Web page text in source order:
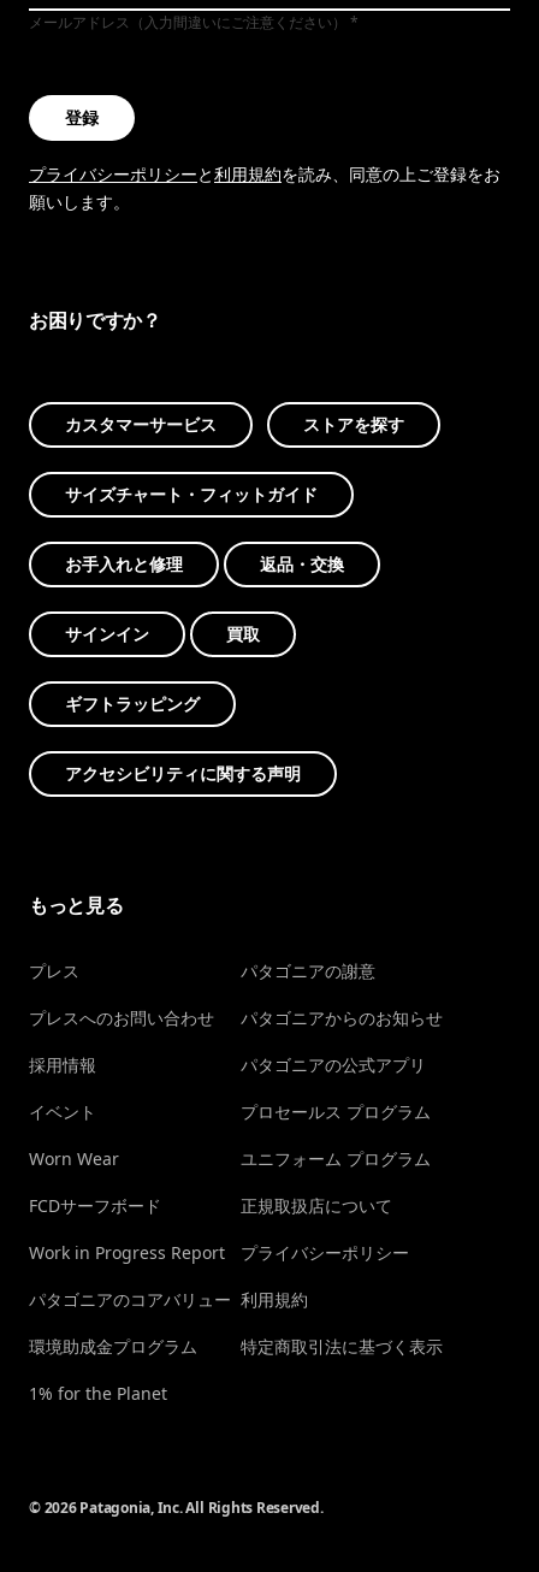
メールアドレス（入力間違いにご注意ください）
登録
プライバシーポリシーと利用規約を読み、同意の上ご登録をお
願いします。
お困りですか？
カスタマーサービス ストアを探す
サイズチャート・フィットガイド
お手入れと修理 返品・交換
サインイン 買取
ギフトラッピング
アクセシビリティに関する声明
もっと見る
プレス
プレスへのお問い合わせ
採用情報
イベント
Worn Wear
FCDサーフボード
Work in Progress Report
パタゴニアのコアバリュー
環境助成金プログラム
1% for the Planet
パタゴニアの謝意
パタゴニアからのお知らせ
パタゴニアの公式アプリ
プロセールス プログラム
ユニフォーム プログラム
正規取扱店について
プライバシーポリシー
利用規約
特定商取引法に基づく表示
© 2026 Patagonia, Inc. All Rights Reserved.